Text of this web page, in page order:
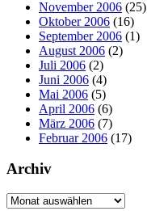
November 2006 (25)
Oktober 2006 (16)
September 2006 (1)
August 2006 (2)
Juli 2006 (2)
Juni 2006 (4)
Mai 2006 (5)
April 2006 (6)
März 2006 (7)
Februar 2006 (17)
Archiv
Archiv